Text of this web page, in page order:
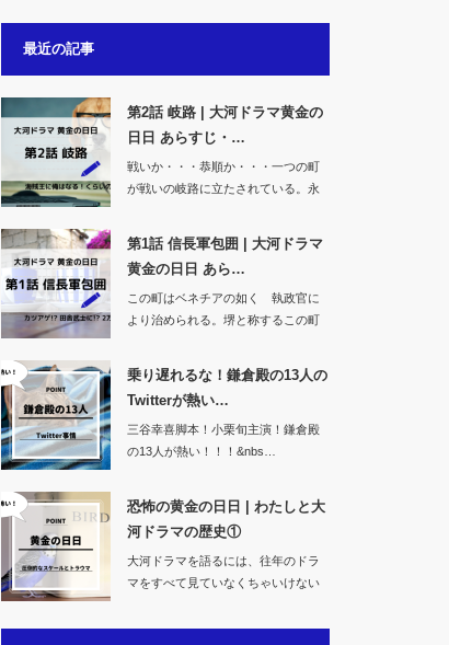
最近の記事
第2話 岐路 | 大河ドラマ黄金の
日日 あらすじ・…
戦いか・・・恭順か・・・一つの町
が戦いの岐路に立たされている。永
第1話 信長軍包囲 | 大河ドラマ
黄金の日日 あら…
この町はベネチアの如く 執政官に
より治められる。堺と称するこの町
乗り遅れるな！鎌倉殿の13人の
Twitterが熱い…
三谷幸喜脚本！小栗旬主演！鎌倉殿
の13人が熱い！！！&nbs…
恐怖の黄金の日日 | わたしと大
河ドラマの歴史①
大河ドラマを語るには、往年のドラ
マをすべて見ていなくちゃいけない